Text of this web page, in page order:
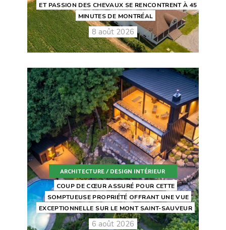
ET PASSION DES CHEVAUX SE RENCONTRENT À 45
MINUTES DE MONTRÉAL
8 août 2026
ARCHITECTURE / DESIGN INTÉRIEUR
COUP DE CŒUR ASSURÉ POUR CETTE
SOMPTUEUSE PROPRIÉTÉ OFFRANT UNE VUE
EXCEPTIONNELLE SUR LE MONT SAINT-SAUVEUR
6 août 2026